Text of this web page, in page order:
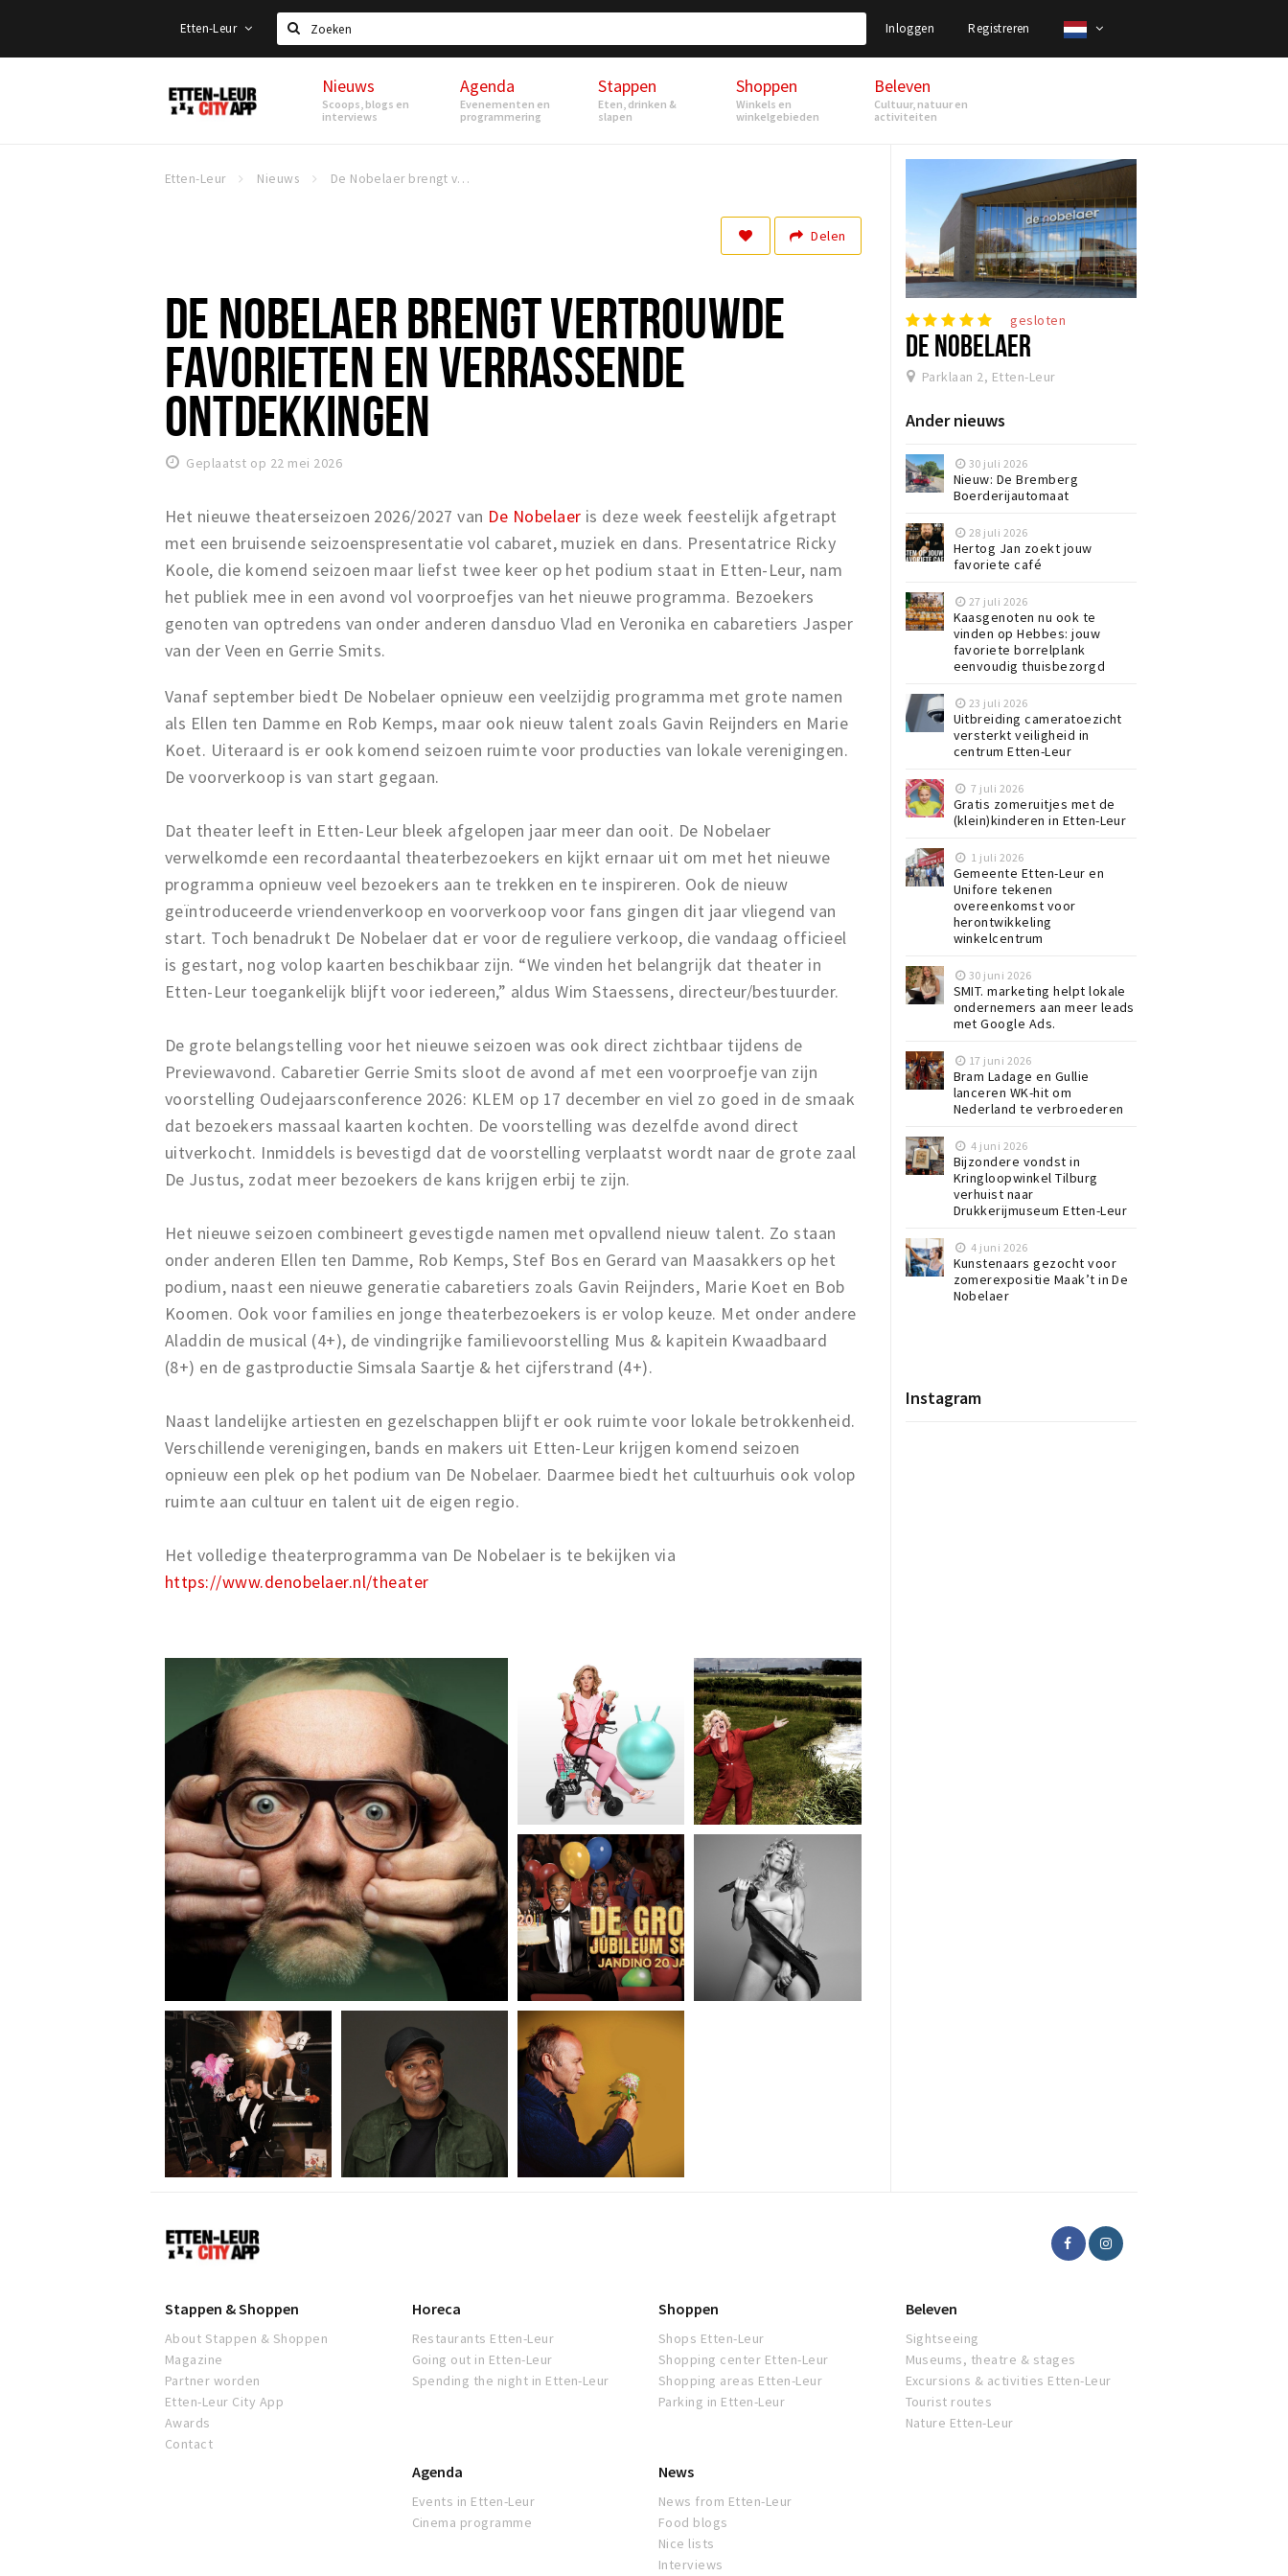
Etten-Leur
Zoeken
Inloggen Registreren
Etten-
Leur
Nieuws
Scoops, blogs en
interviews
Agenda
Evenementen en
programmering
Stappen
Eten, drinken &
slapen
Shoppen
Winkels en
winkelgebieden
Beleven
Cultuur, natuur en
activiteiten
Etten-Leur Nieuws De Nobelaer brengt vertrouwde favorieten en verrassende ontdekkingen
Delen
DE NOBELAER BRENGT VERTROUWDE
FAVORIETEN EN VERRASSENDE
ONTDEKKINGEN
Geplaatst op 22 mei 2026
Het nieuwe theaterseizoen 2026/2027 van De Nobelaer is deze week feestelijk afgetrapt
met een bruisende seizoenspresentatie vol cabaret, muziek en dans. Presentatrice Ricky
Koole, die komend seizoen maar liefst twee keer op het podium staat in Etten-Leur, nam
het publiek mee in een avond vol voorproefjes van het nieuwe programma. Bezoekers
genoten van optredens van onder anderen dansduo Vlad en Veronika en cabaretiers Jasper
van der Veen en Gerrie Smits.
Vanaf september biedt De Nobelaer opnieuw een veelzijdig programma met grote namen
als Ellen ten Damme en Rob Kemps, maar ook nieuw talent zoals Gavin Reijnders en Marie
Koet. Uiteraard is er ook komend seizoen ruimte voor producties van lokale verenigingen.
De voorverkoop is van start gegaan.
Dat theater leeft in Etten-Leur bleek afgelopen jaar meer dan ooit. De Nobelaer
verwelkomde een recordaantal theaterbezoekers en kijkt ernaar uit om met het nieuwe
programma opnieuw veel bezoekers aan te trekken en te inspireren. Ook de nieuw
geïntroduceerde vriendenverkoop en voorverkoop voor fans gingen dit jaar vliegend van
start. Toch benadrukt De Nobelaer dat er voor de reguliere verkoop, die vandaag officieel
is gestart, nog volop kaarten beschikbaar zijn. “We vinden het belangrijk dat theater in
Etten-Leur toegankelijk blijft voor iedereen,” aldus Wim Staessens, directeur/bestuurder.
De grote belangstelling voor het nieuwe seizoen was ook direct zichtbaar tijdens de
Previewavond. Cabaretier Gerrie Smits sloot de avond af met een voorproefje van zijn
voorstelling Oudejaarsconference 2026: KLEM op 17 december en viel zo goed in de smaak
dat bezoekers massaal kaarten kochten. De voorstelling was dezelfde avond direct
uitverkocht. Inmiddels is bevestigd dat de voorstelling verplaatst wordt naar de grote zaal
De Justus, zodat meer bezoekers de kans krijgen erbij te zijn.
Het nieuwe seizoen combineert gevestigde namen met opvallend nieuw talent. Zo staan
onder anderen Ellen ten Damme, Rob Kemps, Stef Bos en Gerard van Maasakkers op het
podium, naast een nieuwe generatie cabaretiers zoals Gavin Reijnders, Marie Koet en Bob
Koomen. Ook voor families en jonge theaterbezoekers is er volop keuze. Met onder andere
Aladdin de musical (4+), de vindingrijke familievoorstelling Mus & kapitein Kwaadbaard
(8+) en de gastproductie Simsala Saartje & het cijferstrand (4+).
Naast landelijke artiesten en gezelschappen blijft er ook ruimte voor lokale betrokkenheid.
Verschillende verenigingen, bands en makers uit Etten-Leur krijgen komend seizoen
opnieuw een plek op het podium van De Nobelaer. Daarmee biedt het cultuurhuis ook volop
ruimte aan cultuur en talent uit de eigen regio.
Het volledige theaterprogramma van De Nobelaer is te bekijken via
https://www.denobelaer.nl/theater
gesloten
DE NOBELAER
Parklaan 2, Etten-Leur
Ander nieuws
30 juli 2026
Nieuw: De Bremberg
Boerderijautomaat
28 juli 2026
Hertog Jan zoekt jouw
favoriete café
27 juli 2026
Kaasgenoten nu ook te
vinden op Hebbes: jouw
favoriete borrelplank
eenvoudig thuisbezorgd
23 juli 2026
Uitbreiding cameratoezicht
versterkt veiligheid in
centrum Etten-Leur
7 juli 2026
Gratis zomeruitjes met de
(klein)kinderen in Etten-Leur
1 juli 2026
Gemeente Etten-Leur en
Unifore tekenen
overeenkomst voor
herontwikkeling
winkelcentrum
30 juni 2026
SMIT. marketing helpt lokale
ondernemers aan meer leads
met Google Ads.
17 juni 2026
Bram Ladage en Gullie
lanceren WK-hit om
Nederland te verbroederen
4 juni 2026
Bijzondere vondst in
Kringloopwinkel Tilburg
verhuist naar
Drukkerijmuseum Etten-Leur
4 juni 2026
Kunstenaars gezocht voor
zomerexpositie Maak’t in De
Nobelaer
Instagram
Etten-
Leur
Stappen & Shoppen
About Stappen & Shoppen
Magazine
Partner worden
Etten-Leur City App
Awards
Contact
Horeca
Restaurants Etten-Leur
Going out in Etten-Leur
Spending the night in Etten-Leur
Shoppen
Shops Etten-Leur
Shopping center Etten-Leur
Shopping areas Etten-Leur
Parking in Etten-Leur
Beleven
Sightseeing
Museums, theatre & stages
Excursions & activities Etten-Leur
Tourist routes
Nature Etten-Leur
Agenda
Events in Etten-Leur
Cinema programme
News
News from Etten-Leur
Food blogs
Nice lists
Interviews